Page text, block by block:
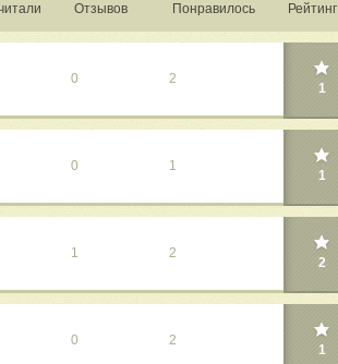
Отзывов Понравилось Рейтинг
0 2
1
0 1
1
1 2
2
0 2
1